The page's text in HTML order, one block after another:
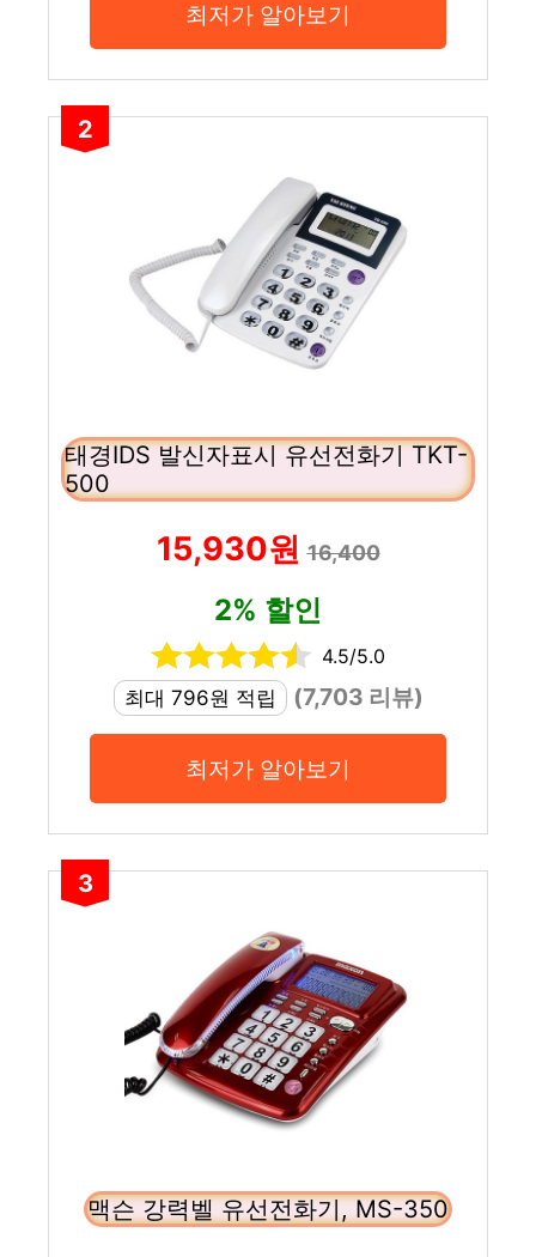
최저가 알아보기
2
태경IDS 발신자표시 유선전화기 TKT-
500
15,930원16,400
2% 할인
4.5/5.0
최대 796원 적립
(7,703 리뷰)
최저가 알아보기
3
맥슨 강력벨 유선전화기, MS-350